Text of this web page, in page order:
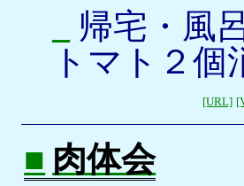
帰宅・風
トマト２個
[URL]
■ 肉体会